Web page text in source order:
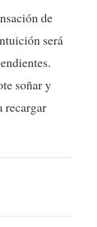
de
será
soñar y
recargar